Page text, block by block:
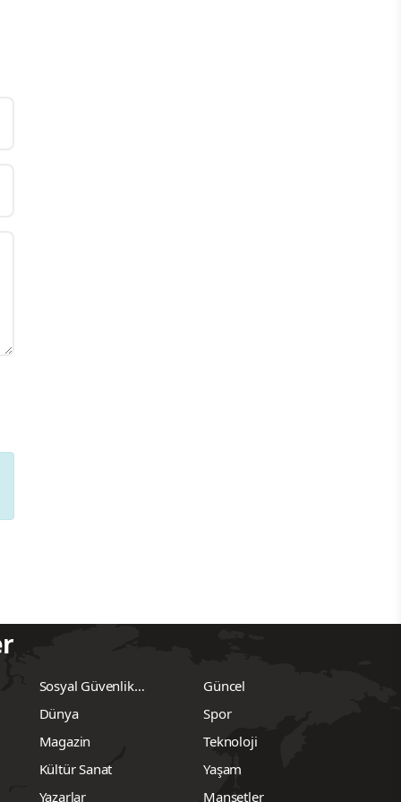
Sosyal Güvenlik
Güncel
Dünya
Spor
Magazin
Teknoloji
Kültür Sanat
Yaşam
Yazarlar
Manşetler